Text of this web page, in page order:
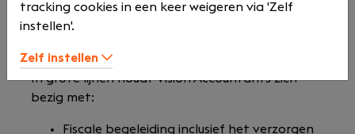
Vision Accountants biedt een breed scala aan
diensten die ondernemers ondersteunen bij hun
In grote lijnen houdt Vision Accountants zich
bezig met:
Fiscale begeleiding inclusief het verzorgen
tracking cookies in een keer weigeren via 'Zelf
instellen'.
Zelf instellen